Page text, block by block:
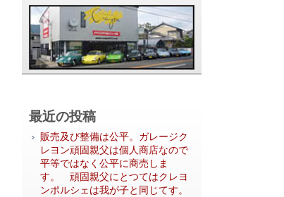
最近の投稿
販売及び整備は公平。ガレージク
レヨン頑固親父は個人商店なので
平等ではなく公平に商売しま
す。 頑固親父にとつてはクレヨ
ンポルシェは我が子と同じてす。